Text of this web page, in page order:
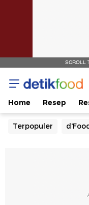
SCROLL
Home Resep
Terpopuler